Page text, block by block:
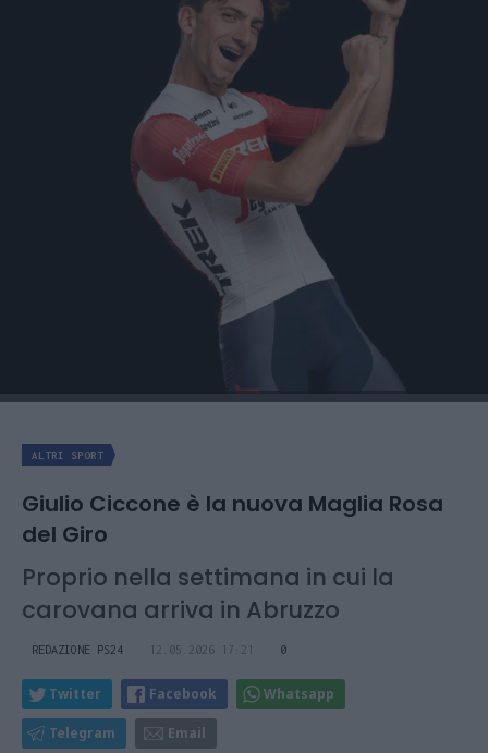
ALTRI SPORT
Giulio Ciccone è la nuova Maglia Rosa
del Giro
Proprio nella settimana in cui la
carovana arriva in Abruzzo
REDAZIONE PS24 12.05.2026 17:21 0
Twitter Facebook Whatsapp
Telegram Email